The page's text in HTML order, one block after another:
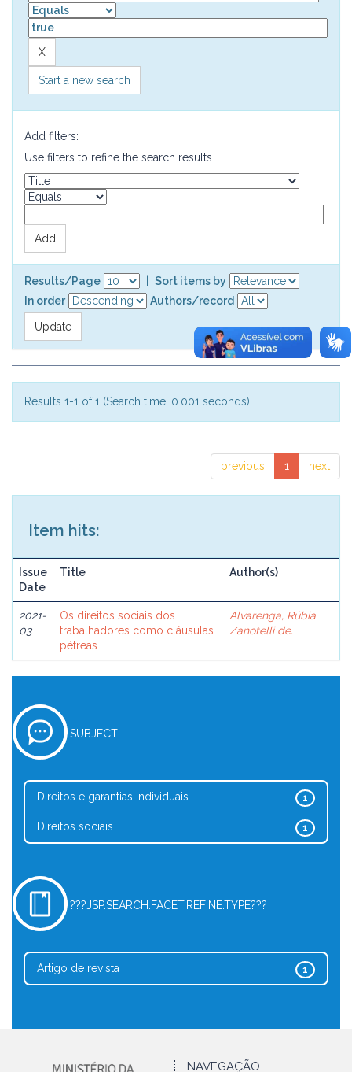
Start a new search
Add filters:
Use filters to refine the search results.
Results/Page
Sort items by
In order
Authors/record
Results 1-1 of 1 (Search time: 0.001 seconds).
previous 1 next
Item hits:
Issue
Date
Title Author(s)
2021-
03
Os direitos sociais dos
trabalhadores como cláusulas
pétreas
Alvarenga, Rúbia
Zanotelli de.
SUBJECT
1
Direitos e garantias individuais
1
Direitos sociais
???JSP.SEARCH.FACET.REFINE.TYPE???
1
Artigo de revista
NAVEGAÇÃO